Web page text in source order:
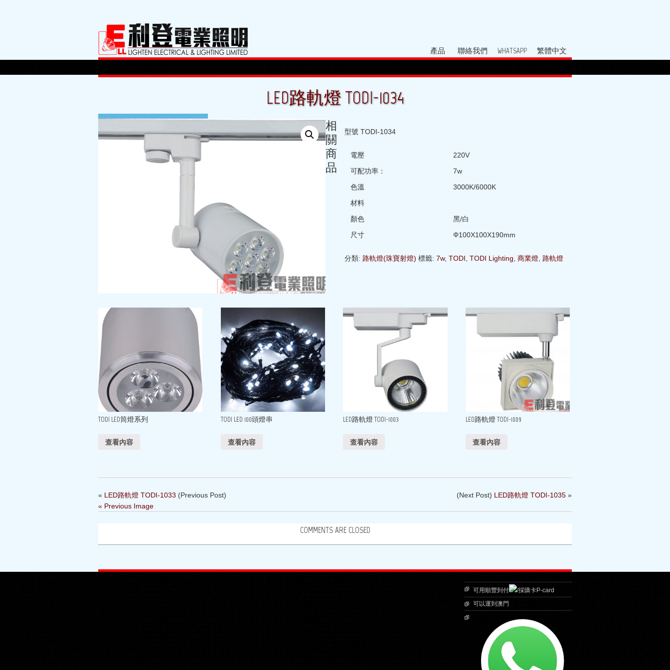
產品 聯絡我們 WHATSAPP 繁體中文
LED路軌燈 TODI-1034
lighten
型號 TODI-1034
電壓
220V
可配功率：
7w
色溫
3000K/6000K
材料
顏色
黑/白
尺寸
Φ100X100X190mm
分類: 路軌燈(珠寶射燈) 標籤: 7w, TODI TODI Lighting 商業燈 路軌燈
相
關
商
品
TODI LED筒燈系列
查看內容
TODI LED 100頭燈串
查看內容
LED路軌燈 TODI-1003
查看內容
LED路軌燈 TODI-1009
查看內容
« LED路軌燈 TODI-1033 (Previous Post) (Next Post) LED路軌燈 TODI-1035 »
« Previous Image
COMMENTS ARE CLOSED
可用順豐到付
/採購卡P-card
可以運到澳門